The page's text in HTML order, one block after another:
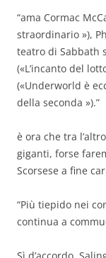
“ama Cormac
straordinario »),
teatro di Sabbath
(«L’incanto del
(«Underworld è
della seconda »).”
è ora che tra
giganti, forse
Scorsese a fine
“Più tiepido nei
continua a